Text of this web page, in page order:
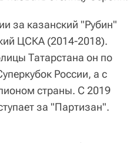
за казанский "Рубин"
ЦСКА (2014-2018).
Татарстана он по
России, а с
страны. С 2019
за "Партизан".